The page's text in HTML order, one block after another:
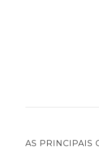
AS PRINCIPAIS